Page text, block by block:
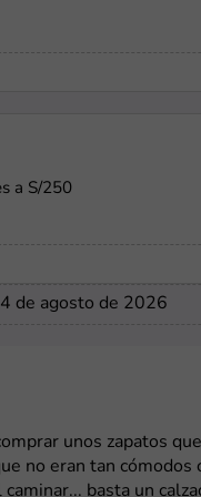
a S/250
de agosto de 2026
unos zapatos
no eran tan cómodos
basta un